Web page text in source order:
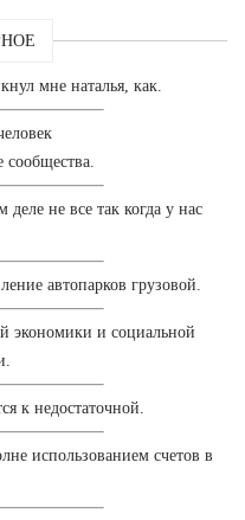
мне наталья, как.
не все так когда у нас
автопарков грузовой.
экономики и социальной
к недостаточной.
использованием счетов в